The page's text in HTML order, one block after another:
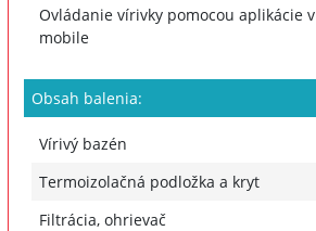
Ovládanie vírivky pomocou aplikácie v
mobile
Obsah balenia:
Vírivý bazén
Termoizolačná podložka a kryt
Filtrácia, ohrievač